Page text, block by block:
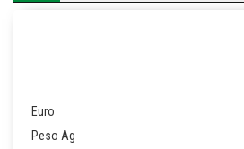
Euro
Peso Ag